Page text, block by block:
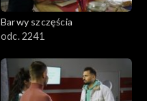
Barwy szczęścia
odc. 2241